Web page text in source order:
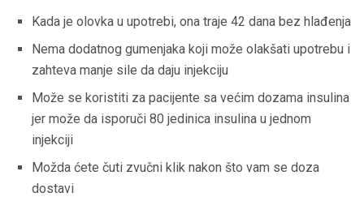
Kada je olovka u upotrebi, ona traje 42 dana bez hlađenja
Nema dodatnog gumenjaka koji može olakšati upotrebu i
zahteva manje sile da daju injekciju
Može se koristiti za pacijente sa većim dozama insulina
jer može da isporuči 80 jedinica insulina u jednom
injekciji
Možda ćete čuti zvučni klik nakon što vam se doza
dostavi